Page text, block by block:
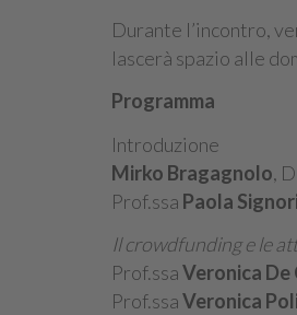
Durante l’incontro,
lascerà spazio alle
Programma
Introduzione
Mirko Bragagnolo,
Prof.ssa Paola Signori
Il crowdfunding e le
Prof.ssaVeronica De
Prof.ssaVeronica